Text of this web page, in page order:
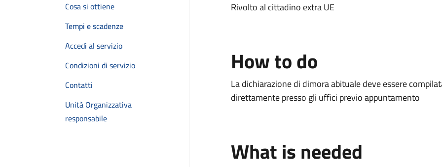
Cosa si ottiene
Tempi e scadenze
Accedi al servizio
Condizioni di servizio
Contatti
Unità Organizzativa
responsabile
Rivolto al cittadino extra UE
How to do
La dichiarazione di dimora abituale deve essere
direttamente presso gli uffici previo appuntamento
What is needed